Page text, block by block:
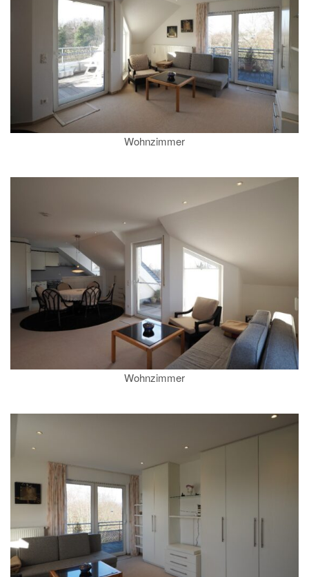
Wohnzimmer
Wohnzimmer